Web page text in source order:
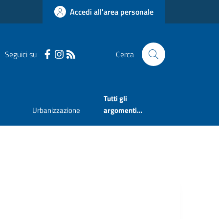
Accedi all'area personale
Seguici su Cerca
Urbanizzazione
Tutti gli
argomenti...